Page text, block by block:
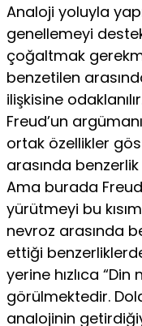
Analoji yoluyla
genellemeyi
çoğaltmak
benzetilen
ilişkisine
Freud’un
ortak özellikler
arasında
Ama burada
yürütmeyi bu
nevroz arasında
ettiği
yeri­ne hızlıca
görülmektedir.
analojinin